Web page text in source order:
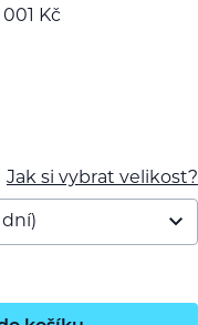
Kč
Jak si vybrat velikost?